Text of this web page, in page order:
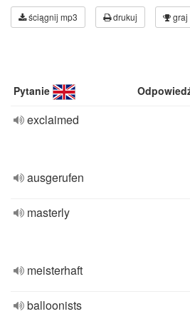
ściągnij mp3 drukuj graj
Pytanie
exclaimed
ausgerufen
masterly
meisterhaft
balloonists